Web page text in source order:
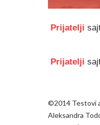
Prijatelji
Prijatelji
©2014 Testovi
Aleksandra